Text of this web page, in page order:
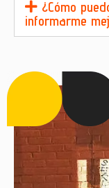
¿Cómo
informarme